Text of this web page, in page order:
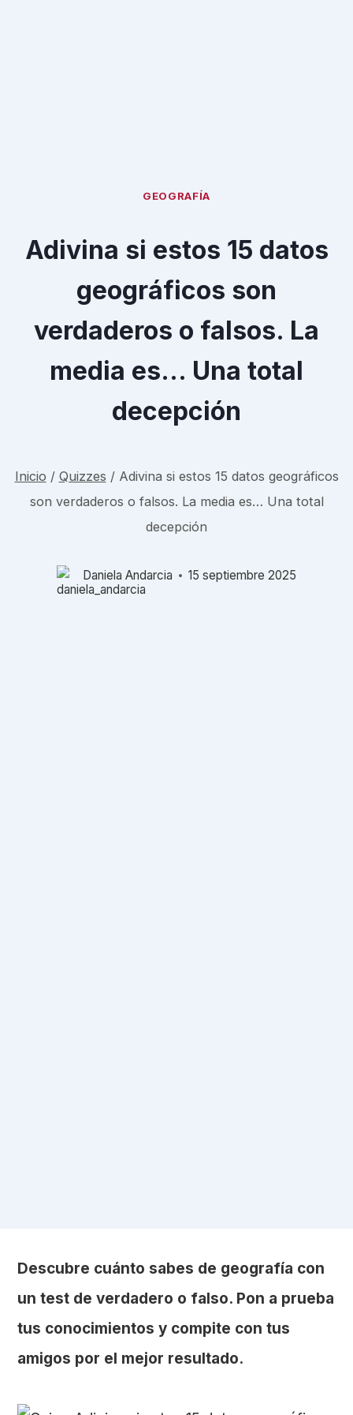
GEOGRAFÍA
Adivina si estos 15 datos
geográficos son
verdaderos o falsos. La
media es… Una total
decepción
Inicio / Quizzes / Adivina si estos 15 datos geográficos
son verdaderos o falsos. La media es… Una total
decepción
Daniela Andarcia 15 septiembre 2025
Descubre cuánto sabes de geografía con
un test de verdadero o falso. Pon a prueba
tus conocimientos y compite con tus
amigos por el mejor resultado.